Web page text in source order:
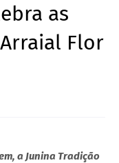
as
Flor
a Junina Tradição